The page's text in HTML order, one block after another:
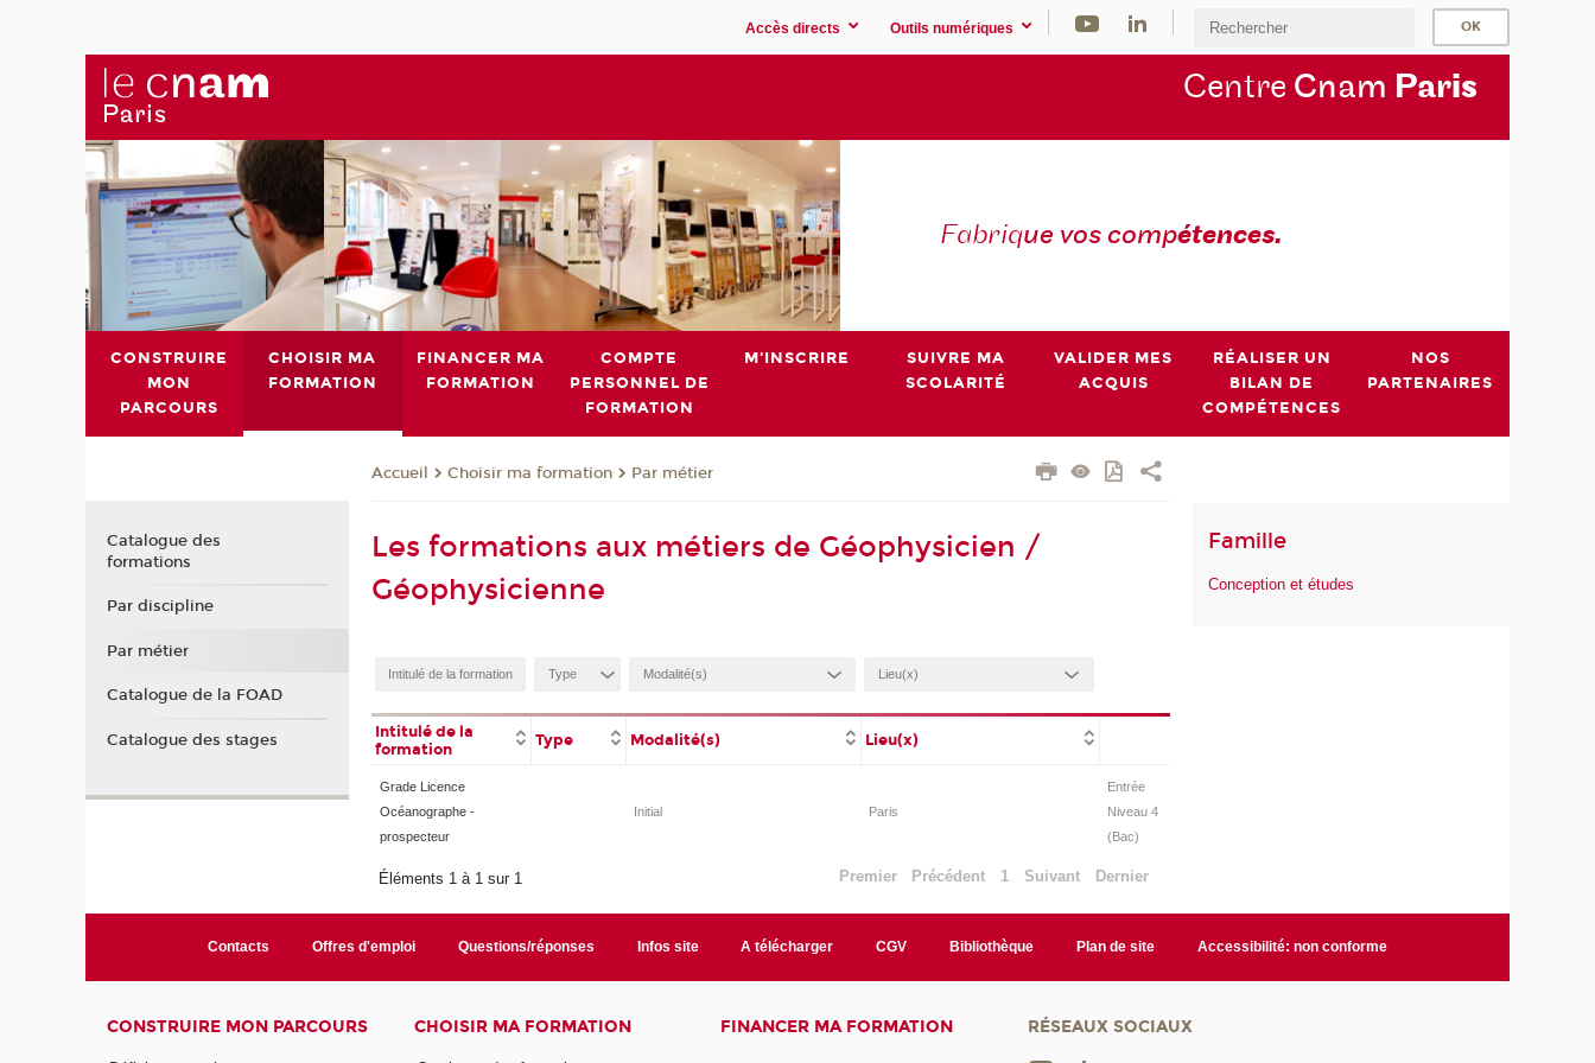
Accès directs Outils numériques
Centre Cnam Paris
Fabrique vos compétences.
CONSTRUIRE
MON
PARCOURS
CHOISIR MA
FORMATION
FINANCER MA
FORMATION
COMPTE
PERSONNEL DE
FORMATION
M'INSCRIRE
SUIVRE MA
SCOLARITÉ
VALIDER MES
ACQUIS
RÉALISER UN
BILAN DE
COMPÉTENCES
NOS
PARTENAIRES
Accueil Choisir ma formation Par métier
Les formations aux métiers de Géophysicien /
Géophysicienne
Intitulé de la
formation
Type Modalité(s) Lieu(x)
Grade Licence
Océanographe -
prospecteur
Initial Paris
Entrée
Niveau 4
(Bac)
Éléments 1 à 1 sur 1 Premier Précédent 1 Suivant Dernier
Famille
Conception et études
Catalogue des
formations
Par discipline
Par métier
Catalogue de la FOAD
Catalogue des stages
Contacts Offres d'emploi Questions/réponses Infos site A télécharger CGV Bibliothèque Plan de site Accessibilité: non conforme
CONSTRUIRE MON PARCOURS CHOISIR MA FORMATION FINANCER MA FORMATION RÉSEAUX SOCIAUX